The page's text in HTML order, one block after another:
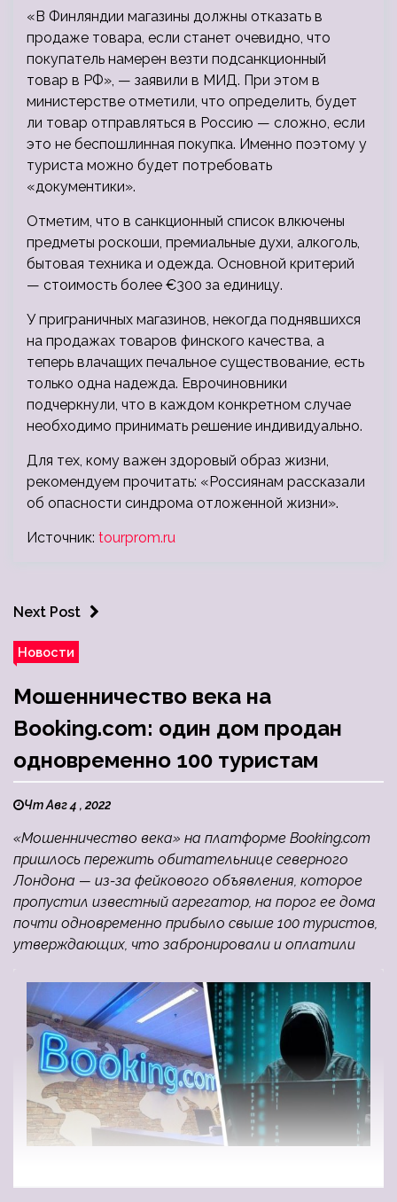
«В Финляндии магазины должны отказать в
продаже товара, если станет очевидно, что
покупатель намерен везти подсанкционный
товар в РФ», — заявили в МИД. При этом в
министерстве отметили, что определить, будет
ли товар отправляться в Россию — сложно, если
это не беспошлинная покупка. Именно поэтому у
туриста можно будет потребовать
«документики».
Отметим, что в санкционный список влкючены
предметы роскоши, премиальные духи, алкоголь,
бытовая техника и одежда. Основной критерий
— стоимость более €300 за единицу.
У приграничных магазинов, некогда поднявшихся
на продажах товаров финского качества, а
теперь влачащих печальное существование, есть
только одна надежда. Еврочиновники
подчеркнули, что в каждом конкретном случае
необходимо принимать решение индивидуально.
Для тех, кому важен здоровый образ жизни,
рекомендуем прочитать: «Россиянам рассказали
об опасности синдрома отложенной жизни».
Источник: tourprom.ru
Next Post
Новости
Мошенничество века на
Booking.com: один дом продан
одновременно 100 туристам
Чт Авг 4 , 2022
«Мошенничество века» на платформе Booking.com
пришлось пережить обитательнице северного
Лондона — из-за фейкового объявления, которое
пропустил известный агрегатор, на порог ее дома
почти одновременно прибыло свыше 100 туристов,
утверждающих, что забронировали и оплатили